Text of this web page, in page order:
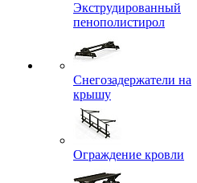
Экструдированный
пенополистирол
Снегозадержатели на
крышу
Ограждение кровли